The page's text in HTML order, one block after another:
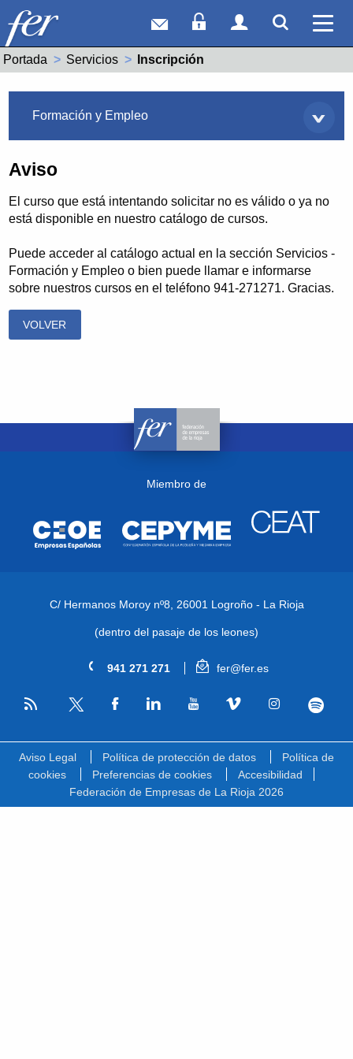
Correo webAcceso Socios
Acceso
Portada Servicios Actual:
Inscripción
Formación y Empleo
Aviso
El curso que está intentando solicitar no es válido o ya no
está disponible en nuestro catálogo de cursos.
Puede acceder al catálogo actual en la sección Servicios -
Formación y Empleo o bien puede llamar e informarse
sobre nuestros cursos en el teléfono 941-271271. Gracias.
VOLVER
Miembro de
C/ Hermanos Moroy nº8, 26001 Logroño - La Rioja
(dentro del pasaje de los leones)
941 271 271 fer@fer.es
RSS
Aviso Legal Política de protección de datos
Política de
cookies
Preferencias de cookies
Accesibilidad
Federación de Empresas de La Rioja 2026